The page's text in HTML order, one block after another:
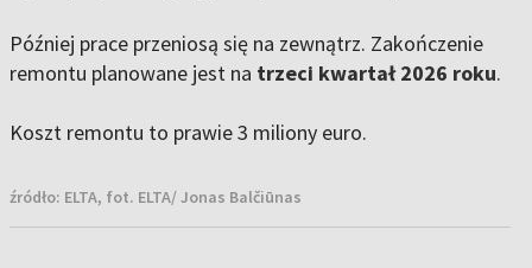
Później prace przeniosą się na zewnątrz. Zakończenie
remontu planowane jest na trzeci kwartał 2026 roku.
Koszt remontu to prawie 3 miliony euro.
źródło: ELTA, fot. ELTA/ Jonas Balčiūnas